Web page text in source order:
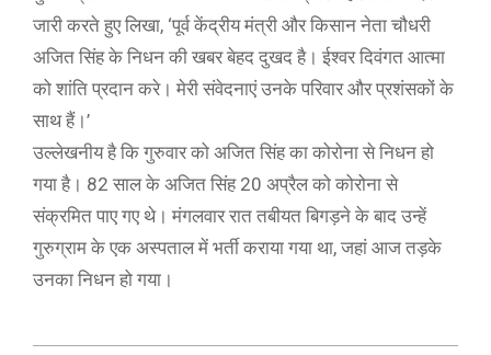
जारी करते हुए लिखा, ‘पूर्व केंद्रीय मंत्री और किसान नेता चौधरी
अजित सिंह के निधन की खबर बेहद दुखद है। ईश्वर दिवंगत आत्मा
को शांति प्रदान करे। मेरी संवेदनाएं उनके परिवार और प्रशंसकों के
साथ हैं।’
उल्लेखनीय है कि गुरुवार को अजित सिंह का कोरोना से निधन हो
गया है। 82 साल के अजित सिंह 20 अप्रैल को कोरोना से
संक्रमित पाए गए थे। मंगलवार रात तबीयत बिगड़ने के बाद उन्हें
गुरुग्राम के एक अस्पताल में भर्ती कराया गया था, जहां आज तड़के
उनका निधन हो गया।